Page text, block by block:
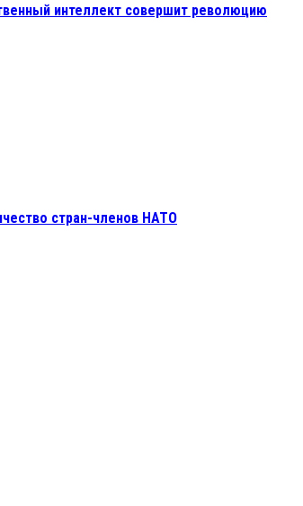
интеллект совершит революцию
стран-членов НАТО